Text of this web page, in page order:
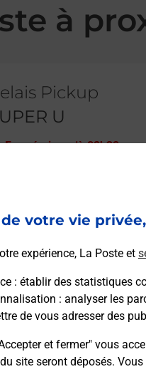
votre vie
expérience, La Poste et
: établir des statistiques
: analyser les
de vous adresser des
et fermer" vous
site seront déposés.
à
Pickup
U
Fermé-jusqu'à 08h30
En savoir plus